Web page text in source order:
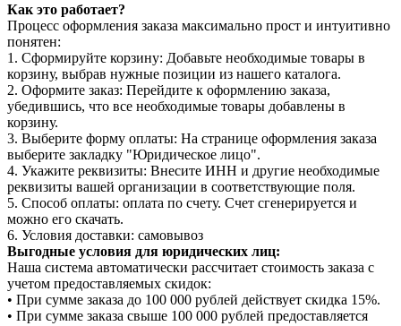
Как это работает?
Процесс оформления заказа максимально прост и интуитивно
понятен:
1. Сформируйте корзину: Добавьте необходимые товары в
корзину, выбрав нужные позиции из нашего каталога.
2. Оформите заказ: Перейдите к оформлению заказа,
убедившись, что все необходимые товары добавлены в
корзину.
3. Выберите форму оплаты: На странице оформления заказа
выберите закладку "Юридическое лицо".
4. Укажите реквизиты: Внесите ИНН и другие необходимые
реквизиты вашей организации в соответствующие поля.
5. Способ оплаты: оплата по счету. Счет сгенерируется и
можно его скачать.
6. Условия доставки: самовывоз
Выгодные условия для юридических лиц:
Наша система автоматически рассчитает стоимость заказа с
учетом предоставляемых скидок:
• При сумме заказа до 100 000 рублей действует скидка 15%.
• При сумме заказа свыше 100 000 рублей предоставляется